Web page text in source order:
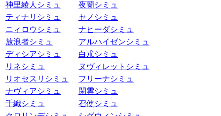
神里綾人シミュ
夜蘭シミュ
ティナリシミュ
セノシミュ
ニィロウシミュ
ナヒーダシミュ
放浪者シミュ
アルハイゼンシミュ
ディシアシミュ
白朮シミュ
リネシミュ
ヌヴィレットシミュ
リオセスリシミュ
フリーナシミュ
ナヴィアシミュ
閑雲シミュ
千織シミュ
召使シミュ